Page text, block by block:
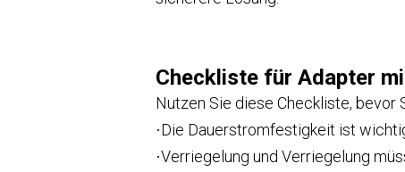
Checkliste für Adapter
Nutzen Sie diese Checkliste, bevor
·Die Dauerstromfestigkeit ist
·Verriegelung und Verriegelung